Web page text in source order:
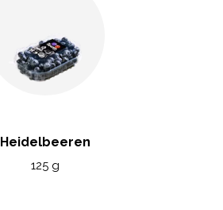
Heidelbeeren
125 g